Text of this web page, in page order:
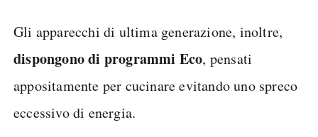
Gli apparecchi di ultima generazione, inoltre,
dispongono di programmi Eco, pensati
appositamente per cucinare evitando uno spreco
eccessivo di energia.